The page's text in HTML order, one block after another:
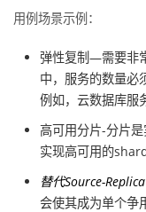
用例场景示例：
弹性复制—需要非
中，服务的数量必
例如，云数据库服
高可用分片-分片
实现高可用的
替代Source-Replica
会使其成为单个争